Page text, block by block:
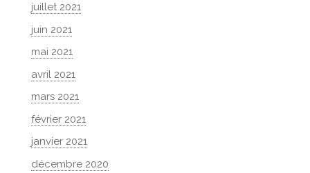
juillet 2021
juin 2021
mai 2021
avril 2021
mars 2021
février 2021
janvier 2021
décembre 2020